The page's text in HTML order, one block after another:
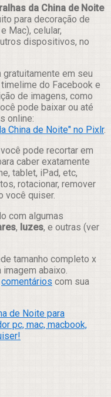
da China de Noite
para decoração de
Mac), celular,
dispositivos, no
em seu
timelime do Facebook e
de imagens, como
pode baixar ou até
online:
China de Noite" no Pixlr.
pode recortar em
caber exatamente
tablet, iPad, etc,
rotacionar, remover
você quiser.
com algumas
, luzes, e outras (ver
tamanho completo x
abaixo.
comentários com sua